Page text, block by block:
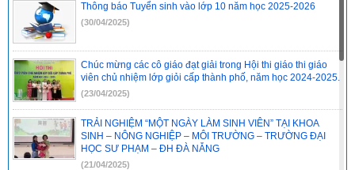
Thông báo Tuyển sinh vào lớp 10 năm học 2025-2026
(30/04/2025)
Chúc mừng các cô giáo đạt giải trong Hội thi giáo thi giáo
viên chủ nhiệm lớp giỏi cấp thành phố, năm học 2024-2025.
(23/04/2025)
TRẢI NGHIỆM “MỘT NGÀY LÀM SINH VIÊN” TẠI KHOA
SINH – NÔNG NGHIỆP – MÔI TRƯỜNG – TRƯỜNG ĐẠI
HỌC SƯ PHẠM – ĐH ĐÀ NẴNG
(21/04/2025)